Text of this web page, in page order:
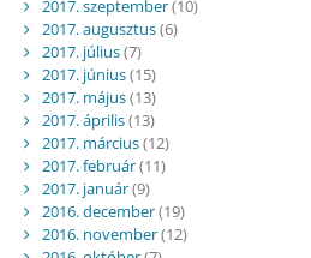
2017. szeptember(10)
2017. augusztus(6)
2017. július(7)
2017. június(15)
2017. május(13)
2017. április(13)
2017. március(12)
2017. február(11)
2017. január(9)
2016. december(19)
2016. november(12)